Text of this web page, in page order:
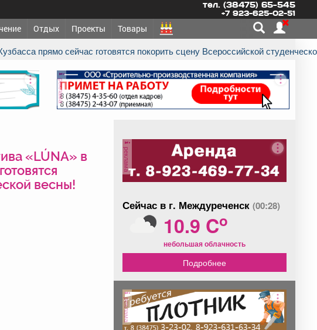
тел. (38475) 65-545
+7 923-625-02-51
Отдых Проекты Товары
прямо сейчас готовятся покорить сцену Всероссийской
реклама
«LÚNA» в
весны!
реклама
Сейчас в г. Междуреченск (00:28)
10.9 Co
небольшая облачность
Подробнее
реклама